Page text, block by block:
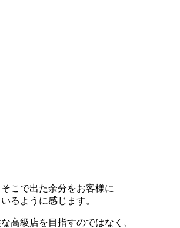
こで出た余分をお客様に
るように感じます。
高級店を目指すのではなく、